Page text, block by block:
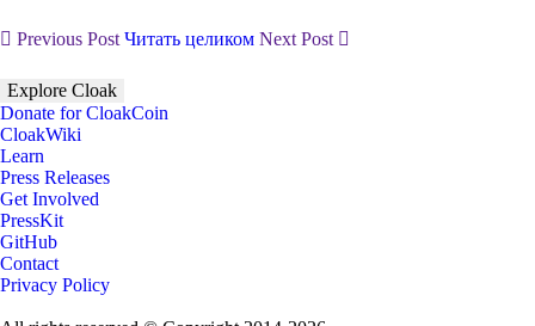
Previous Post Читать целиком Next Post
Explore Cloak
Donate for CloakCoin
CloakWiki
Learn
Press Releases
Get Involved
PressKit
GitHub
Contact
Privacy Policy